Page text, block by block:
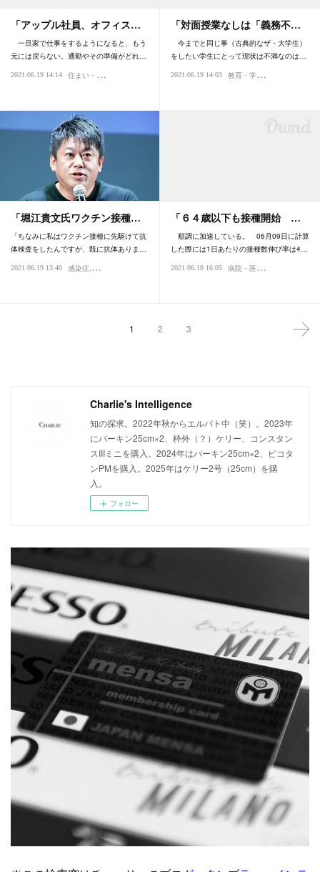
「アップル社員、オフィス…
一旦家で仕事をするようになると、もう
元には戻らない。通勤やその準備がどれ…
2021.06.19 14:14 住
まい・不動産 パンデミック 時代
「対面授業なしは「義務不…
今までと同じ事（古典的なザ・大学生）
をしたい学生にとって現状は不満なのは…
2021.06.19 14:03 教
育・学問・学習
「堀江貴文氏ワクチン接種…
「ちなみに私はワクチン接種に先駆けて抗
体検査をしたんですが、既に抗体ありま…
2021.06.19 13:40 感染症 パンデミック
「６４歳以下も接種開始 …
順調に加速している。 06月09日に計算
した際には1日あたりの接種数伸び率は4…
2021.06.18 16:05 病
院・医療
1 2 3
Charlie's Intelligence
知の探求。2022年秋からエルパト中（笑）。2023年
にバーキン25cm×2、枠外（？）ケリー、コンスタン
スIIIミニを購入。2024年はバーキン25cm×2、ピコタ
ンPMを購入。2025年はケリー2号（25cm）を購
入。
フォロー